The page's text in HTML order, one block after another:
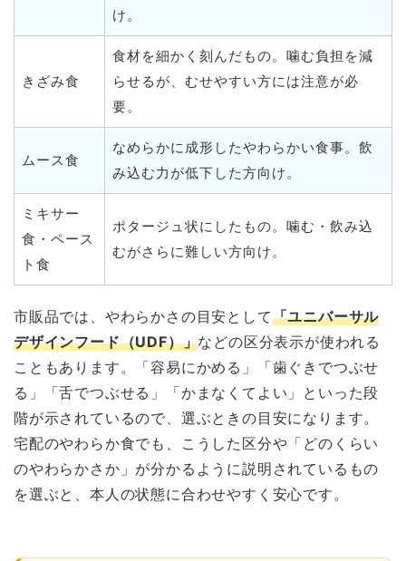
け。
きざみ食
食材を細かく刻んだもの。噛む負担を減
らせるが、むせやすい方には注意が必
要。
ムース食
なめらかに成形したやわらかい食事。飲
み込む力が低下した方向け。
ミキサー
食・ペース
ト食
ポタージュ状にしたもの。噛む・飲み込
むがさらに難しい方向け。
市販品では、やわらかさの目安として「ユニバーサル
デザインフード（UDF）」などの区分表示が使われる
こともあります。「容易にかめる」「歯ぐきでつぶせ
る」「舌でつぶせる」「かまなくてよい」といった段
階が示されているので、選ぶときの目安になります。
宅配のやわらか食でも、こうした区分や「どのくらい
のやわらかさか」が分かるように説明されているもの
を選ぶと、本人の状態に合わせやすく安心です。